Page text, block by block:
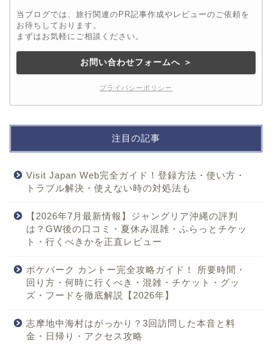
当ブログでは、旅行関連のPR記事作成やレビューのご依頼を
お待ちしております。
まずはお気軽にご相談ください。
お問い合わせフォームへ ＞
プライバシーポリシー
注目の記事
Visit Japan Web完全ガイド！登録方法・使い方・
トラブル解決・使えない時の対処法も
【2026年7月最新情報】ジャングリア沖縄の評判
は？GW後の口コミ・夏休み混雑・ふらっとチケッ
ト・行くべきかを正直レビュー
ポケパーク カントー完全攻略ガイド！ 所要時間・
回り方・何時に行くべき・混雑・チケット・グッ
ズ・フードを徹底解説【2026年】
志摩地中海村はがっかり？3回訪問した本音と料
金・日帰り・アクセス攻略